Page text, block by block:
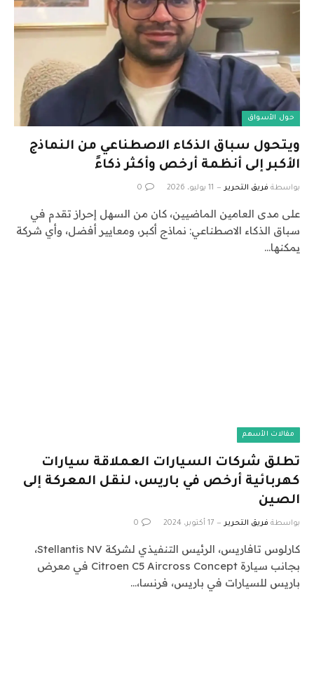
حول الأسواق
ويتحول سباق الذكاء الاصطناعي من النماذج
الأكبر إلى أنظمة أرخص وأكثر ذكاءً
بواسطة فريق التحرير 11 يوليو، 2026 0
على مدى العامين الماضيين، كان من السهل إحراز تقدم في
سباق الذكاء الاصطناعي: نماذج أكبر، ومعايير أفضل، وأي شركة
يمكنها…
مقالات الأسهم
تطلق شركات السيارات العملاقة سيارات
كهربائية أرخص في باريس، لنقل المعركة إلى
الصين
بواسطة فريق التحرير 17 أكتوبر، 2024 0
كارلوس تافاريس، الرئيس التنفيذي لشركة Stellantis NV،
بجانب سيارة Citroen C5 Aircross Concept في معرض
باريس للسيارات في باريس، فرنسا،…